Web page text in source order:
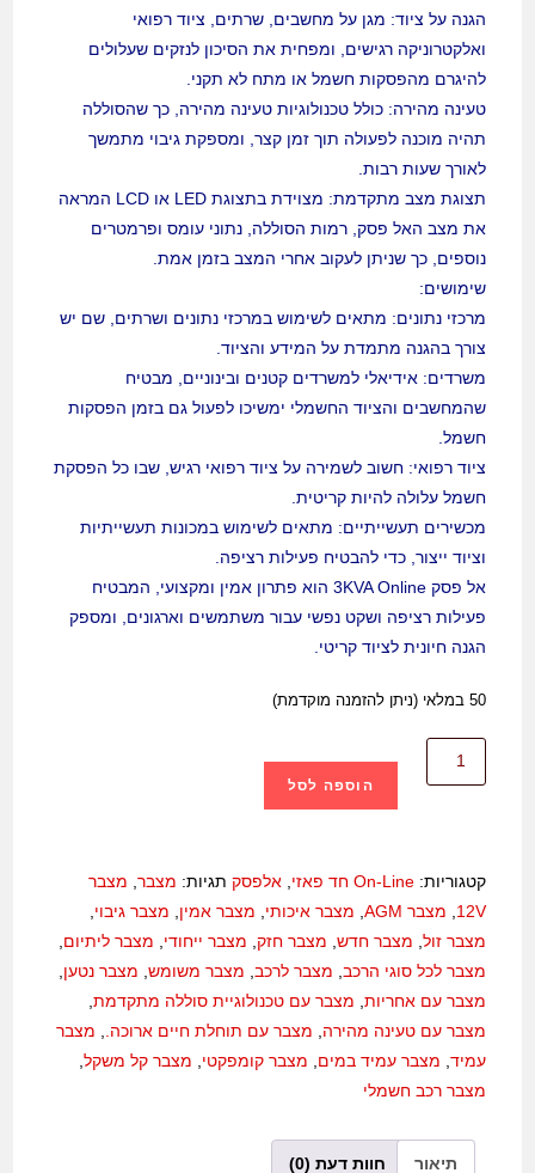
הגנה על ציוד: מגן על מחשבים, שרתים, ציוד רפואי
ואלקטרוניקה רגישים, ומפחית את הסיכון לנזקים שעלולים
להיגרם מהפסקות חשמל או מתח לא תקני.
טעינה מהירה: כולל טכנולוגיות טעינה מהירה, כך שהסוללה
תהיה מוכנה לפעולה תוך זמן קצר, ומספקת גיבוי מתמשך
לאורך שעות רבות.
תצוגת מצב מתקדמת: מצוידת בתצוגת LED או LCD המראה
את מצב האל פסק, רמות הסוללה, נתוני עומס ופרמטרים
נוספים, כך שניתן לעקוב אחרי המצב בזמן אמת.
שימושים:
מרכזי נתונים: מתאים לשימוש במרכזי נתונים ושרתים, שם יש
צורך בהגנה מתמדת על המידע והציוד.
משרדים: אידיאלי למשרדים קטנים ובינוניים, מבטיח
שהמחשבים והציוד החשמלי ימשיכו לפעול גם בזמן הפסקות
חשמל.
ציוד רפואי: חשוב לשמירה על ציוד רפואי רגיש, שבו כל הפסקת
חשמל עלולה להיות קריטית.
מכשירים תעשייתיים: מתאים לשימוש במכונות תעשייתיות
וציוד ייצור, כדי להבטיח פעילות רציפה.
אל פסק 3KVA Online הוא פתרון אמין ומקצועי, המבטיח
פעילות רציפה ושקט נפשי עבור משתמשים וארגונים, ומספק
הגנה חיונית לציוד קריטי.
50 במלאי (ניתן להזמנה מוקדמת)
הוספה לסל
קטגוריות:On-Line חד פאזי ,אלפסק תגיות: מצבר מצבר
12V
מצבר AGM מצבר איכותי מצבר אמין מצבר גיבוי
מצבר זול מצבר חדש מצבר חזק מצבר ייחודי מצבר ליתיום
מצבר לכל סוגי הרכב מצבר לרכב מצבר משומש מצבר נטען
מצבר עם אחריות מצבר עם טכנולוגיית סוללה מתקדמת
מצבר עם טעינה מהירה
מצבר עם תוחלת חיים ארוכה.
מצבר
עמיד מצבר עמיד במים מצבר קומפקטי מצבר קל משקל
מצבר רכב חשמלי
תיאור חוות דעת (0)